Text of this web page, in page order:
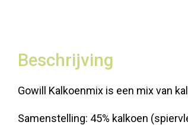
Beschrijving
Gowill Kalkoenmix is een mix van
Samenstelling: 45% kalkoen